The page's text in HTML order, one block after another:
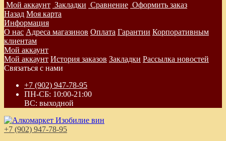
Мой аккаунт Закладки Сравнение Оформить заказ
Назад Моя карта
Информация
О нас Адреса магазинов Оплата Гарантии Корпоративным
клиентам
Мой аккаунт
Мой аккаунт История заказов Закладки Рассылка новостей
Связаться с нами
+7 (902) 947-78-95
ПН-СБ: 10:00-21:00
ВС: выходной
+7 (902) 947-78-95